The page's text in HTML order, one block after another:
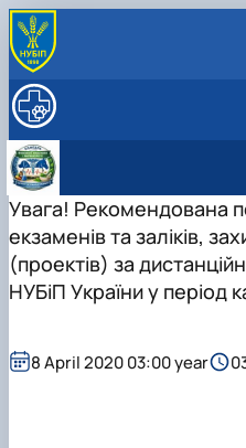
ABOUT
Structure
Contact
RESEARCH
Lab descriptions
Publications
INTERNATIONAL ACTIVITY
Partner
Увага! Рекомендована
екзаменів та заліків,
(проектів) за
НУБіП України у період
8 April 2020 03:00 year